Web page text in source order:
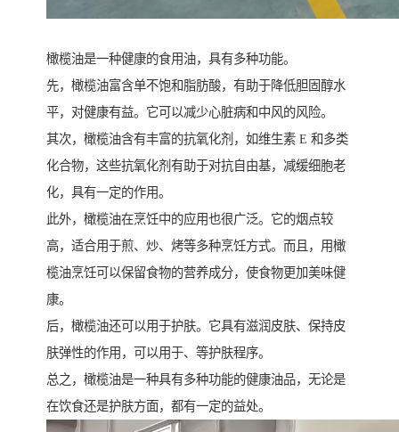
橄榄油是一种健康的食用油，具有多种功能。
先，橄榄油富含单不饱和脂肪酸，有助于降低胆固醇水
平，对健康有益。它可以减少心脏病和中风的风险。
其次，橄榄油含有丰富的抗氧化剂，如维生素 E 和多类
化合物，这些抗氧化剂有助于对抗自由基，减缓细胞老
化，具有一定的作用。
此外，橄榄油在烹饪中的应用也很广泛。它的烟点较
高，适合用于煎、炒、烤等多种烹饪方式。而且，用橄
榄油烹饪可以保留食物的营养成分，使食物更加美味健
康。
后，橄榄油还可以用于护肤。它具有滋润皮肤、保持皮
肤弹性的作用，可以用于、等护肤程序。
总之，橄榄油是一种具有多种功能的健康油品，无论是
在饮食还是护肤方面，都有一定的益处。